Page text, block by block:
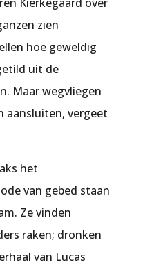
zien
hoe geweldig
uit de
Maar wegvliegen
aansluiten, vergeet
het
van gebed staan
Ze vinden
raken; dronken
van Lucas